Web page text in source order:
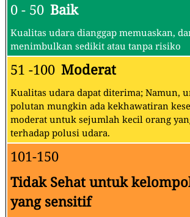
0 - 50 Baik
Kualitas udara dianggap memuaskan,
menimbulkan sedikit atau tanpa risiko
51 -100 Moderat
Kualitas udara dapat diterima; Namun,
polutan mungkin ada kekhawatiran
moderat untuk sejumlah kecil orang
terhadap polusi udara.
101-150
Tidak Sehat untuk
yang sensitif